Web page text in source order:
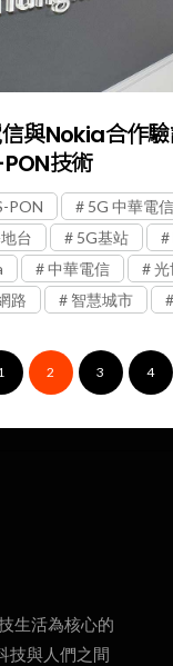
與Nokia合作
技術
PON
5G 中華電信
台
5G基站
中華電信
光
路
智慧城市
2 3 4
生活為核心的
技與人們之間